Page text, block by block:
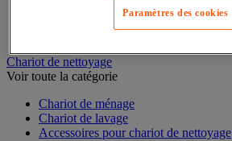
Essuie-mains en feuilles ou rouleau
Distributeur d'essuie-mains
Chariot de nettoyage
Voir toute la catégorie
Chariot de ménage
Chariot de lavage
Accessoires pour chariot de nettoyage
Paramètres des cookies